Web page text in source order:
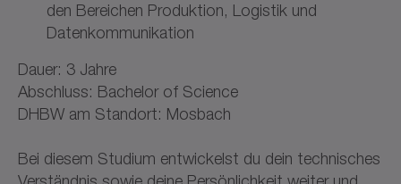
den Bereichen Produktion, Logistik und
Datenkommunikation
Dauer: 3 Jahre
Abschluss: Bachelor of Science
DHBW am Standort: Mosbach
Bei diesem Studium entwickelst du dein technisches